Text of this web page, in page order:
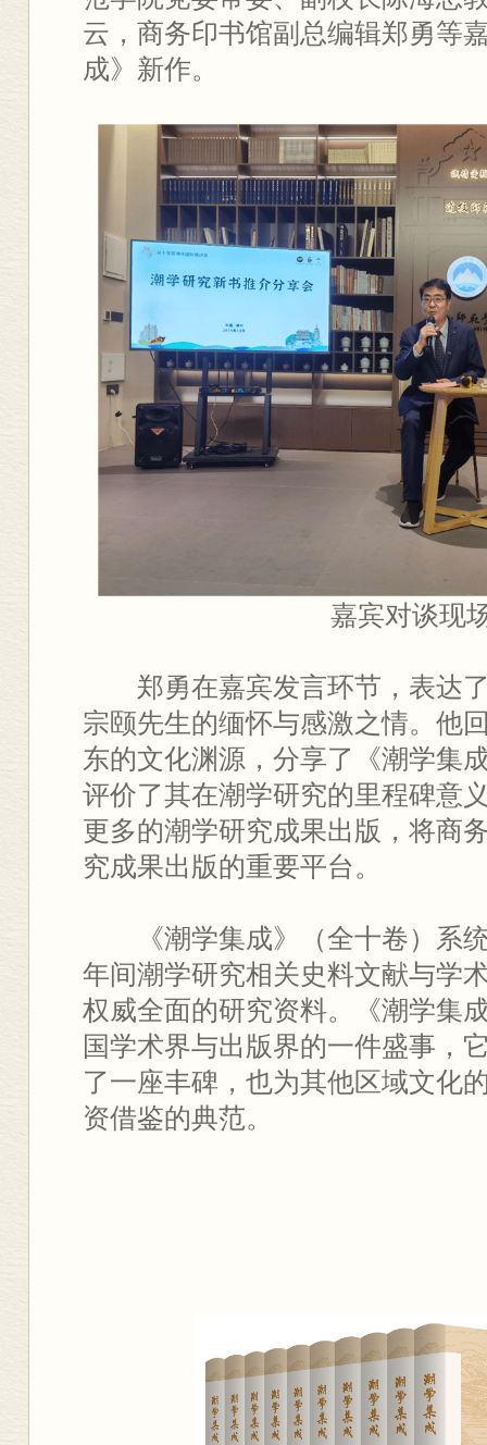
云，商务印书馆副总编辑郑勇等
成》新作。
嘉宾对谈现
郑勇在嘉宾发言环节，表达
宗颐先生的缅怀与感激之情。他
东的文化渊源，分享了《潮学集
评价了其在潮学研究的里程碑意
更多的潮学研究成果出版，将商
究成果出版的重要平台。
《潮学集成》（全十卷）系
年间潮学研究相关史料文献与学
权威全面的研究资料。《潮学集
国学术界与出版界的一件盛事，
了一座丰碑，也为其他区域文化
资借鉴的典范。